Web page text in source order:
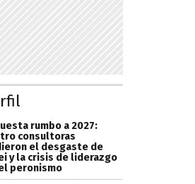
rumbo a 2027:
consultoras
el desgaste de
y la crisis de liderazgo
peronismo